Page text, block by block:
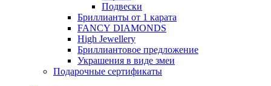
Подвески
Бриллианты от 1 карата
FANCY DIAMONDS
High Jewellery
Бриллиантовое предложение
Украшения в виде змеи
Подарочные сертификаты